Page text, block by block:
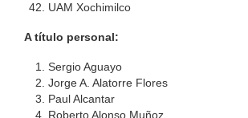
UAM Xochimilco
A título personal:
Sergio Aguayo
Jorge A. Alatorre Flores
Paul Alcantar
Roberto Alonso Muñoz